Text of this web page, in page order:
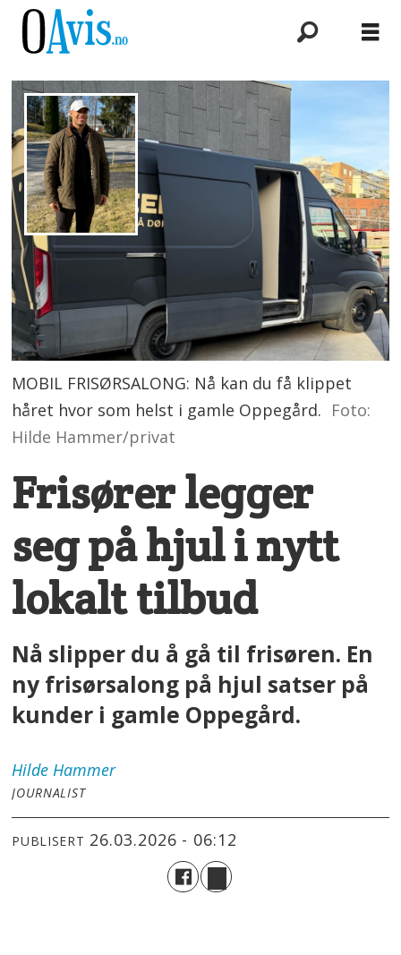
MOBIL FRISØRSALONG: Nå kan du få klippet
håret hvor som helst i gamle Oppegård. Foto:
Hilde Hammer/privat
Frisører legger
seg på hjul i nytt
lokalt tilbud
Nå slipper du å gå til frisøren. En
ny frisørsalong på hjul satser på
kunder i gamle Oppegård.
Hilde Hammer
JOURNALIST
PUBLISERT 26.03.2026 - 06:12